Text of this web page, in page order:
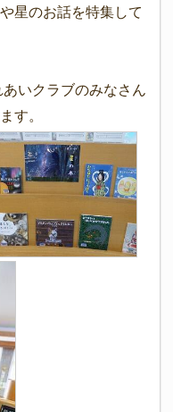
星のお話を特集して
いクラブのみなさん
す。